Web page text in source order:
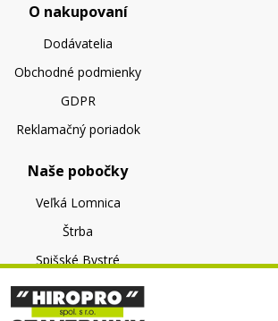
O nakupovaní
Dodávatelia
Obchodné podmienky
GDPR
Reklamačný poriadok
Naše pobočky
Veľká Lomnica
Štrba
Spišské Bystré
O nás